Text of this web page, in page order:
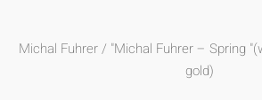
Michal Fuhrer/ "Michal Fuhrer – Spring
gold)